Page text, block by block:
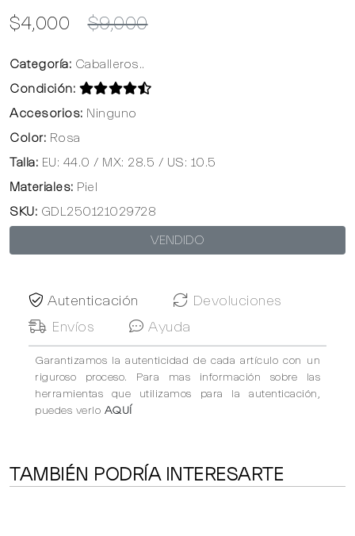
$4,000 $9,000
Categoría: Caballeros..
Condición:
Accesorios: Ninguno
Color: Rosa
Talla: EU: 44.0 / MX: 28.5 / US: 10.5
Materiales: Piel
SKU: GDL250121029728
VENDIDO
Autenticación
Devoluciones
Envíos
Ayuda
Garantizamos la autenticidad de cada artículo con un
riguroso proceso. Para mas información sobre las
herramientas que utilizamos para la autenticación,
puedes verlo AQUÍ
TAMBIÉN PODRÍA INTERESARTE